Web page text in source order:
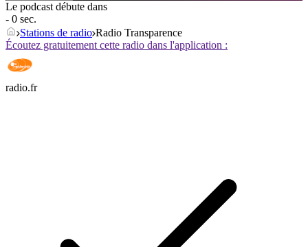
Le podcast débute dans
- 0 sec.
Stations de radio Radio Transparence
Écoutez gratuitement cette radio dans l'application :
radio.fr